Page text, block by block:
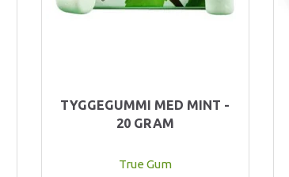
TYGGEGUMMI MED MINT -
20 GRAM
True Gum